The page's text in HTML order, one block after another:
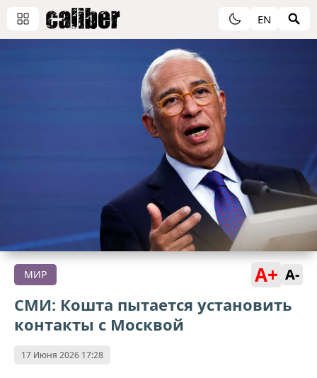
EN
МИР A+ A-
СМИ: Кошта пытается установить
контакты с Москвой
17 Июня 2026 17:28